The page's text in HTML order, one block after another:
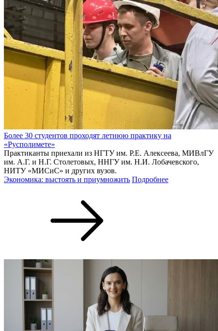
Более 30 студентов проходят летнюю практику на
«Русполимете»
Практиканты приехали из НГТУ им. Р.Е. Алексеева, МИВлГУ
им. А.Г. и Н.Г. Столетовых, ННГУ им. Н.И. Лобачевского,
НИТУ «МИСиС» и других вузов.
Экономика: выстоять и приумножить Подробнее